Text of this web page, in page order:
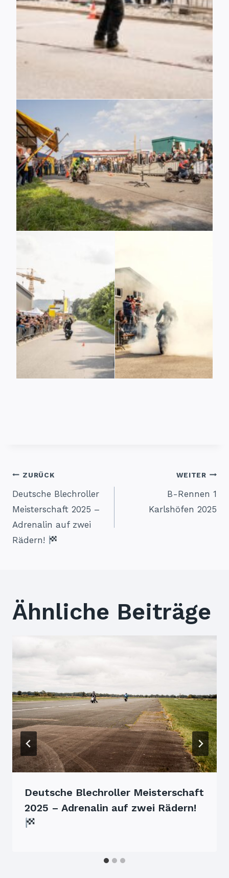
Beitragsnavigation
ZURÜCK
Deutsche Blechroller
Meisterschaft 2025 –
Adrenalin auf zwei
Rädern!
WEITER
B-Rennen 1
Karlshöfen 2025
Ähnliche Beiträge
Deutsche Blechroller Meisterschaft
2025 – Adrenalin auf zwei Rädern!